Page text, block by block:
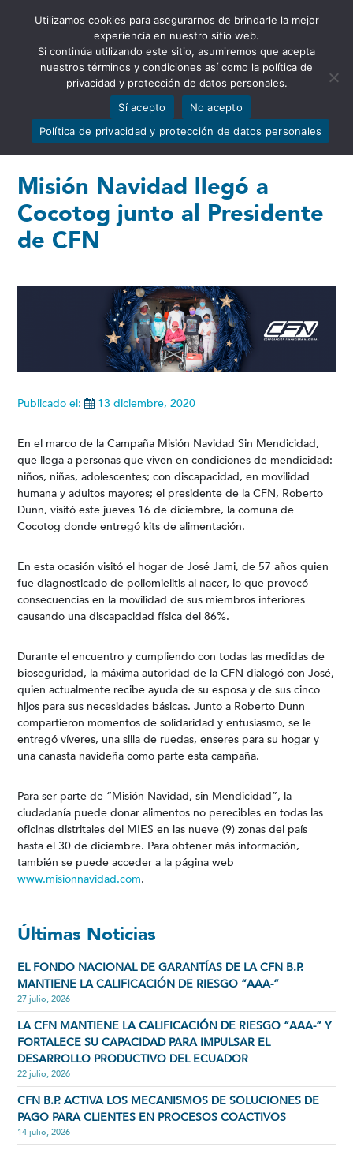
Abrir barra de herramientas
Misión Navidad llegó a
Cocotog junto al Presidente
de CFN
Publicado el: 13 diciembre, 2020
En el marco de la Campaña Misión Navidad Sin Mendicidad,
que llega a personas que viven en condiciones de mendicidad:
niños, niñas, adolescentes; con discapacidad, en movilidad
humana y adultos mayores; el presidente de la CFN, Roberto
Dunn, visitó este jueves 16 de diciembre, la comuna de
Cocotog donde entregó kits de alimentación.
En esta ocasión visitó el hogar de José Jami, de 57 años quien
fue diagnosticado de poliomielitis al nacer, lo que provocó
consecuencias en la movilidad de sus miembros inferiores
causando una discapacidad física del 86%.
Durante el encuentro y cumpliendo con todas las medidas de
bioseguridad, la máxima autoridad de la CFN dialogó con José,
quien actualmente recibe ayuda de su esposa y de sus cinco
hijos para sus necesidades básicas. Junto a Roberto Dunn
compartieron momentos de solidaridad y entusiasmo, se le
entregó víveres, una silla de ruedas, enseres para su hogar y
una canasta navideña como parte esta campaña.
Para ser parte de “Misión Navidad, sin Mendicidad”, la
ciudadanía puede donar alimentos no perecibles en todas las
oficinas distritales del MIES en las nueve (9) zonas del país
hasta el 30 de diciembre. Para obtener más información,
también se puede acceder a la página web
www.misionnavidad.com.
Últimas Noticias
EL FONDO NACIONAL DE GARANTÍAS DE LA CFN B.P.
MANTIENE LA CALIFICACIÓN DE RIESGO “AAA-”
27 julio, 2026
LA CFN MANTIENE LA CALIFICACIÓN DE RIESGO “AAA-” Y
FORTALECE SU CAPACIDAD PARA IMPULSAR EL
DESARROLLO PRODUCTIVO DEL ECUADOR
22 julio, 2026
CFN B.P. ACTIVA LOS MECANISMOS DE SOLUCIONES DE
PAGO PARA CLIENTES EN PROCESOS COACTIVOS
14 julio, 2026
Utilizamos cookies para asegurarnos de brindarle la mejor
experiencia en nuestro sitio web.
Si continúa utilizando este sitio, asumiremos que acepta
nuestros términos y condiciones así como la política de
privacidad y protección de datos personales.
Sí acepto
No acepto
Política de privacidad y protección de datos personales